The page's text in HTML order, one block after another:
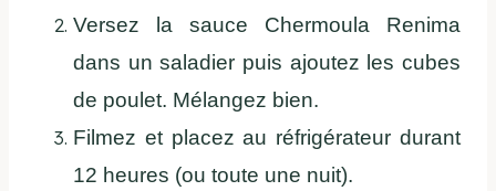
Versez la sauce Chermoula Renima
dans un saladier puis ajoutez les cubes
de poulet. Mélangez bien.
Filmez et placez au réfrigérateur durant
12 heures (ou toute une nuit).